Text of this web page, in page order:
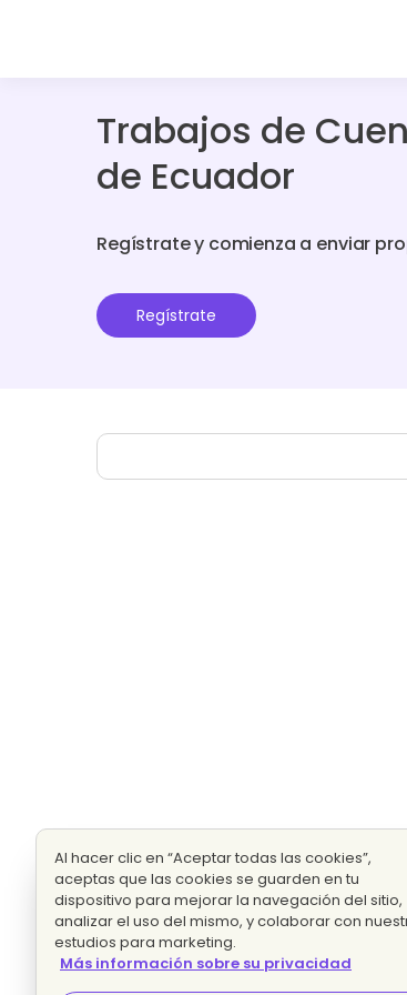
Trabajos de
de Ecuador
Regístrate y comienza a enviar
Regístrate
Al hacer clic en “Aceptar todas las cookies”,
aceptas que las cookies se guarden en tu
dispositivo para mejorar la navegación del sitio,
analizar el uso del mismo, y colaborar con
estudios para marketing.
Más información sobre su privacidad